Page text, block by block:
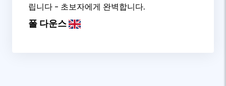
립니다 - 초보자에게 완벽합니다.
폴 다운스